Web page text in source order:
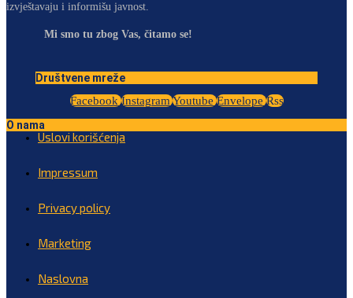
izvještavaju i informišu javnost.
Mi smo tu zbog Vas, čitamo se!
Društvene mreže
Facebook Instagram Youtube Envelope Rss
O nama
Uslovi korišćenja
Impressum
Privacy policy
Marketing
Naslovna